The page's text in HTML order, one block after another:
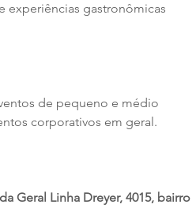
experiências gastronômicas
de pequeno e médio
corporativos em geral.
Geral Linha Dreyer, 4015, bairro